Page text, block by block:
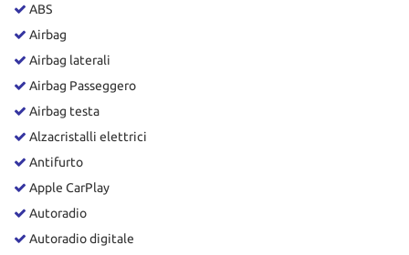
ABS
Airbag
Airbag laterali
Airbag Passeggero
Airbag testa
Alzacristalli elettrici
Antifurto
Apple CarPlay
Autoradio
Autoradio digitale